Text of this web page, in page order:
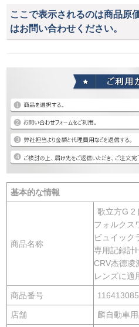
ここで表示されるのは商品原
はお問い合わせください。
基本的な情報
商品名称
歌立方G 2
フォルクス
ビュイック
専用記録計
CRV杰德凌
レンズに適
商品番号
店舗 麟自動車